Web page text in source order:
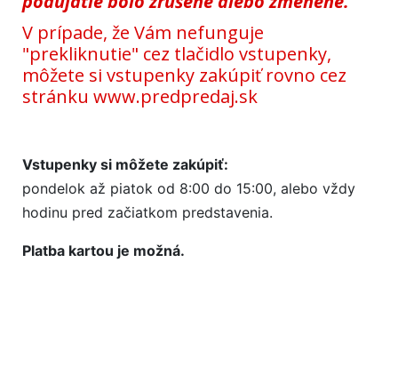
V prípade, že Vám nefunguje
"prekliknutie" cez tlačidlo vstupenky,
môžete si vstupenky zakúpiť rovno cez
stránku www.predpredaj.sk
Vstupenky si môžete zakúpiť:
pondelok až piatok od 8:00 do 15:00, alebo vždy
hodinu pred začiatkom predstavenia.
Platba kartou je možná.